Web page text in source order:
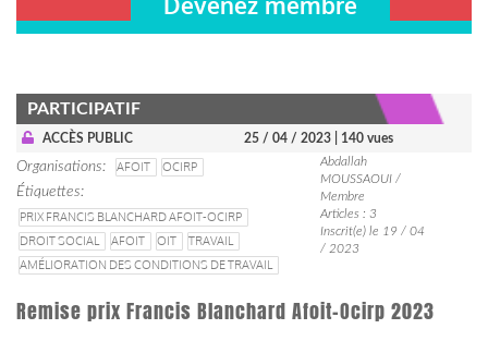
PARTICIPATIF
ACCÈS PUBLIC 25 / 04 / 2023 | 140 vues
Organisations AFOIT
OCIRP
Étiquettes
PRIX FRANCIS BLANCHARD AFOIT-OCIRP
DROIT SOCIAL
AFOIT OIT
TRAVAIL
AMÉLIORATION DES CONDITIONS DE TRAVAIL
Abdallah
MOUSSAOUI /
Membre
Articles : 3
Inscrit(e) le 19 / 04
/ 2023
Remise prix Francis Blanchard Afoit-Ocirp 2023